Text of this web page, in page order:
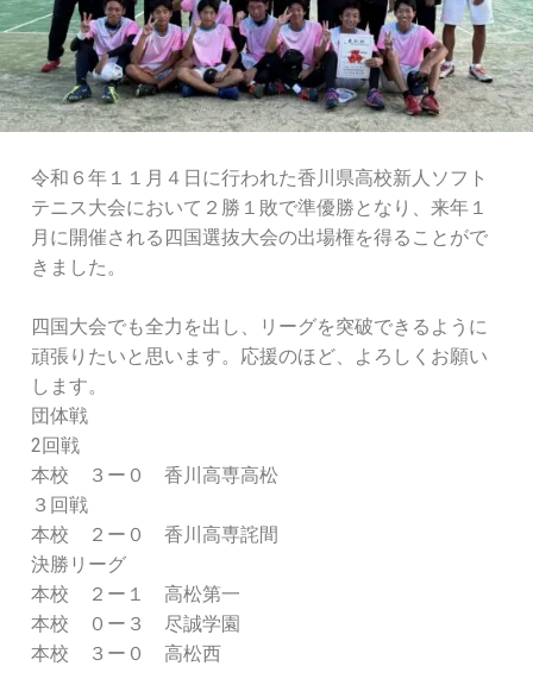
令和６年１１月４日に行われた香川県高校新人ソフト
テニス大会において２勝１敗で準優勝となり、来年１
月に開催される四国選抜大会の出場権を得ることがで
きました。
四国大会でも全力を出し、リーグを突破できるように
頑張りたいと思います。応援のほど、よろしくお願い
します。
団体戦
2回戦
本校 ３ー０ 香川高専高松
３回戦
本校 ２ー０ 香川高専詫間
決勝リーグ
本校 ２ー１ 高松第一
本校 ０ー３ 尽誠学園
本校 ３ー０ 高松西